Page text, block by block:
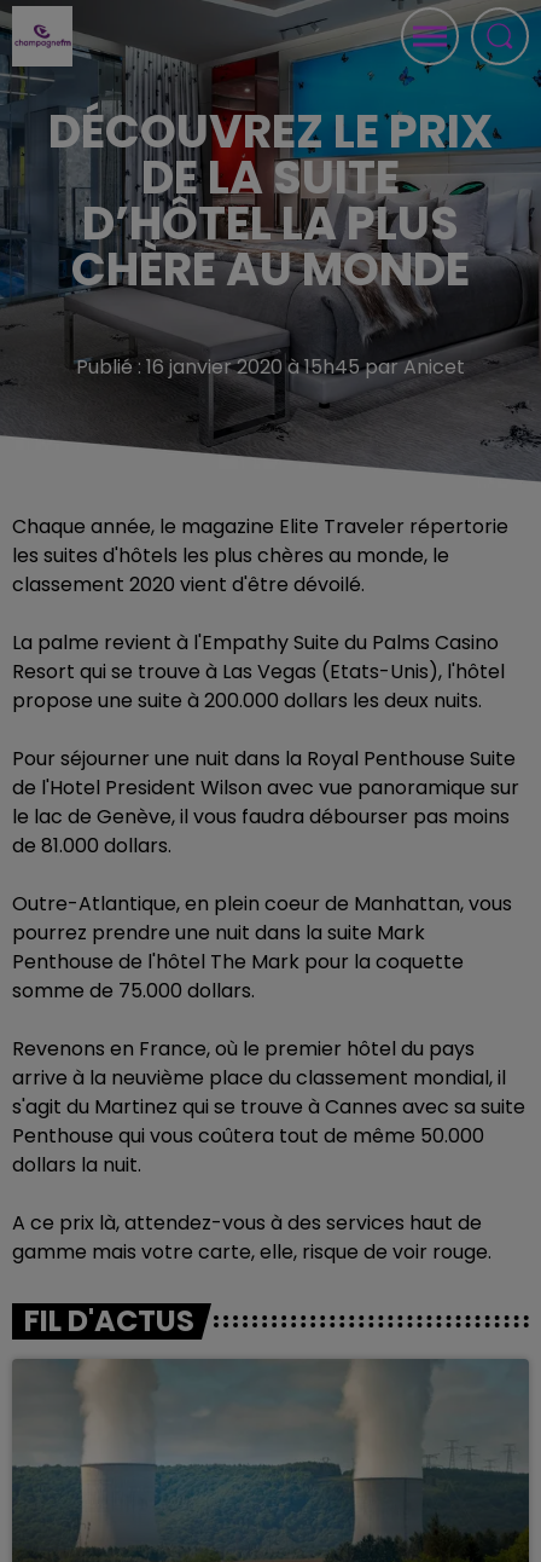
DÉCOUVREZ LE PRIX
DE LA SUITE
D’HÔTEL LA PLUS
CHÈRE AU MONDE
Publié : 16 janvier 2020 à 15h45 par Anicet
Chaque année, le magazine Elite Traveler répertorie
les suites d'hôtels les plus chères au monde, le
classement 2020 vient d'être dévoilé.
La palme revient à l'Empathy Suite du Palms Casino
Resort qui se trouve à Las Vegas (Etats-Unis), l'hôtel
propose une suite à 200.000 dollars les deux nuits.
Pour séjourner une nuit dans la Royal Penthouse Suite
de l'Hotel President Wilson avec vue panoramique sur
le lac de Genève, il vous faudra débourser pas moins
de 81.000 dollars.
Outre-Atlantique, en plein coeur de Manhattan, vous
pourrez prendre une nuit dans la suite Mark
Penthouse de l'hôtel The Mark pour la coquette
somme de 75.000 dollars.
Revenons en France, où le premier hôtel du pays
arrive à la neuvième place du classement mondial, il
s'agit du Martinez qui se trouve à Cannes avec sa suite
Penthouse qui vous coûtera tout de même 50.000
dollars la nuit.
A ce prix là, attendez-vous à des services haut de
gamme mais votre carte, elle, risque de voir rouge.
FIL D'ACTUS